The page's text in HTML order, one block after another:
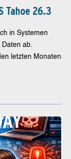
Tahoe 26.3
in Systemen
ab.
letzten Monaten